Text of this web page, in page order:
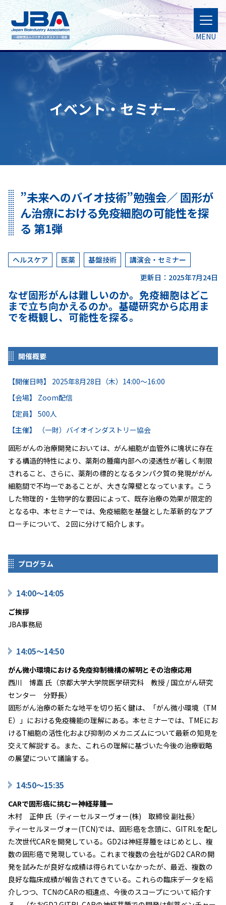
MENU
イベント・セミナー
”未来へのバイオ技術”勉強会／ 固形が
ん治療における免疫細胞の可能性を探
る 第1弾
ヘルスケア 医薬 基盤技術
講演会・セミナー
更新日：2025年7月24日
なぜ固形がんは難しいのか。免疫細胞はどこ
まで立ち向かえるのか。基礎研究から応用ま
でを概観し、可能性を探る。
開催概要
【開催日時】 2025年8月28日（木）14:00～16:00
【会場】 Zoom配信
【定員】 500人
【主催】 （一財）バイオインダストリー協会
固形がんの治療開発においては、がん細胞が血管外に塊状に存在
する構造的特性により、薬剤の腫瘍内部への浸透性が著しく制限
されること、さらに、薬剤の標的となるタンパク質の発現ががん
細胞間で不均一であることが、大きな障壁となっています。こう
した物理的・生物学的な要因によって、既存治療の効果が限定的
となる中、本セミナーでは、免疫細胞を基盤とした革新的なアプ
ローチについて、２回に分けて紹介します。
プログラム
14:00～14:05
ご挨拶
JBA事務局
14:05～14:50
がん微小環境における免疫抑制機構の解明とその治療応用
西川 博嘉 氏（京都大学大学院医学研究科 教授 / 国立がん研究
センター 分野長）
固形がん治療の新たな地平を切り拓く鍵は、「がん微小環境（TM
E）」における免疫機能の理解にある。本セミナーでは、TMEにお
けるT細胞の活性化および抑制のメカニズムについて最新の知見を
交えて解説する。また、これらの理解に基づいた今後の治療戦略
の展望について議論する。
14:50～15:35
CARで固形癌に挑むー神経芽腫ー
木村 正伸 氏（ティーセルヌーヴォー(株) 取締役 副社長）
ティーセルヌーヴォー(TCN)では、固形癌を念頭に、GITRLを配し
た次世代CARを開発している。GD2は神経芽腫をはじめとし、複
数の固形癌で発現している。これまで複数の会社がGD2 CARの開
発を試みたが良好な成績は得られていなかったが、最近、複数の
良好な臨床成績が報告されてきている。これらの臨床データを紹
介しつつ、TCNのCARの相違点、今後のスコープについて紹介す